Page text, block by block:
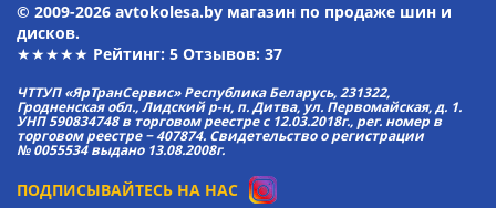
© 2009-2026 avtokolesa.by магазин по продаже шин и
дисков.
★★★★★ Рейтинг: 5 Отзывов: 37
ЧТТУП «ЯрТранСервис» Республика Беларусь, 231322,
Гродненская обл., Лидский р-н, п. Дитва, ул. Первомайская, д. 1.
УНП 590834748 в торговом реестре с 12.03.2018г., рег. номер в
торговом реестре − 407874. Свидетельство о регистрации
№ 0055534 выдано 13.08.2008г.
ПОДПИСЫВАЙТЕСЬ НА НАС